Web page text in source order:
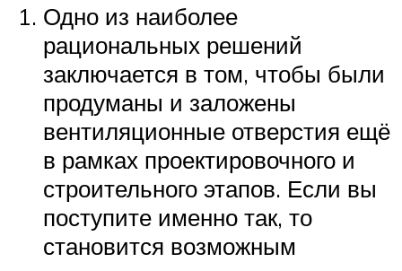
Одно из наиболее
рациональных решений
заключается в том, чтобы были
продуманы и заложены
вентиляционные отверстия ещё
в рамках проектировочного и
строительного этапов. Если вы
поступите именно так, то
становится возможным